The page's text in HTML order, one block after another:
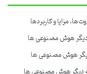
هوش مصنوعی ها
هوش مصنوعی ها